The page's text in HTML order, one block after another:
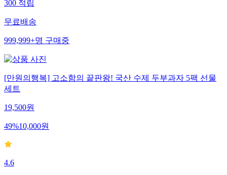
300 적립
무료배송
999,999+명 구매중
[만원의행복] 고소함의 끝판왕! 국산 수제 두부과자 5팩 선물
세트
19,500원
49%10,000원
4.6